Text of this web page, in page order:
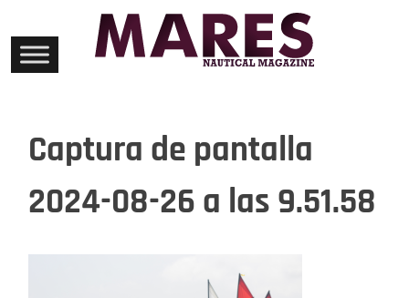
content
Captura de pantalla
2024-08-26 a las 9.51.58